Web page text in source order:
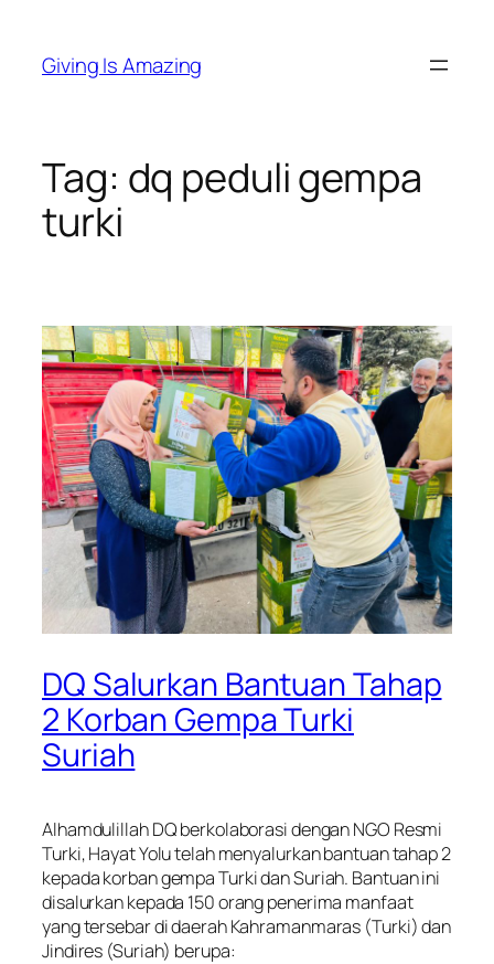
content
Giving Is Amazing
Tag: dq peduli gempa
turki
DQ Salurkan Bantuan Tahap
2 Korban Gempa Turki
Suriah
Alhamdulillah DQ berkolaborasi dengan NGO Resmi
Turki, Hayat Yolu telah menyalurkan bantuan tahap 2
kepada korban gempa Turki dan Suriah. Bantuan ini
disalurkan kepada 150 orang penerima manfaat
yang tersebar di daerah Kahramanmaras (Turki) dan
Jindires (Suriah) berupa: